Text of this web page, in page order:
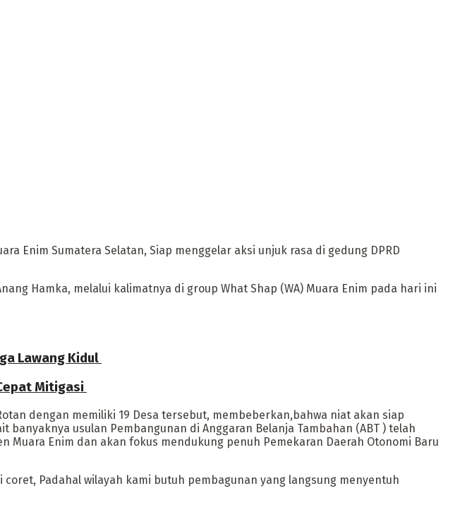
Enim Sumatera Selatan, Siap menggelar aksi unjuk rasa di gedung DPRD
Hamka, melalui kalimatnya di group What Shap (WA) Muara Enim pada hari ini
Lawang Kidul
Mitigasi
dengan memiliki 19 Desa tersebut, membeberkan,bahwa niat akan siap
usulan Pembangunan di Anggaran Belanja Tambahan (ABT ) telah
Muara Enim dan akan fokus mendukung penuh Pemekaran Daerah Otonomi Baru
coret, Padahal wilayah kami butuh pembagunan yang langsung menyentuh